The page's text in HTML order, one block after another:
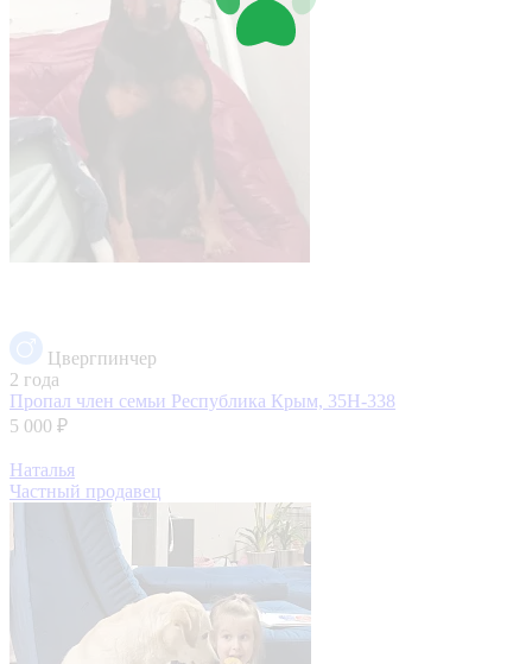
Цвергпинчер
2 года
Пропал член семьи Республика Крым, 35Н-338
5 000 ₽
Наталья
Частный продавец